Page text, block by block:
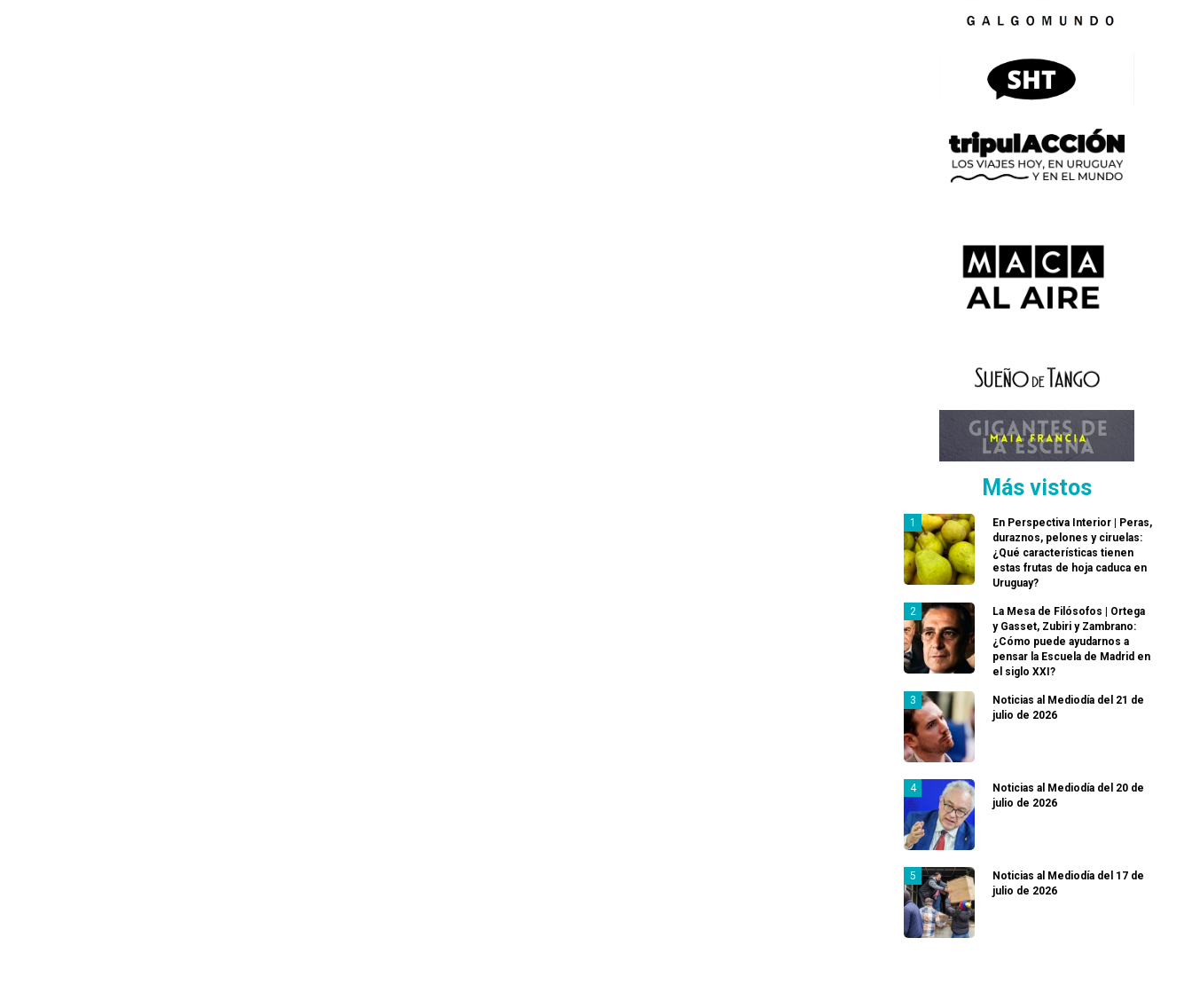
Más vistos
En Perspectiva Interior | Peras,
duraznos, pelones y ciruelas:
¿Qué características tienen
estas frutas de hoja caduca en
Uruguay?
La Mesa de Filósofos | Ortega
y Gasset, Zubiri y Zambrano:
¿Cómo puede ayudarnos a
pensar la Escuela de Madrid en
el siglo XXI?
Noticias al Mediodía del 21 de
julio de 2026
Noticias al Mediodía del 20 de
julio de 2026
Noticias al Mediodía del 17 de
julio de 2026